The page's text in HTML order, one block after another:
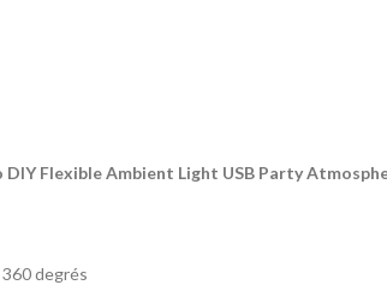
Flexible Ambient Light USB Party
degrés